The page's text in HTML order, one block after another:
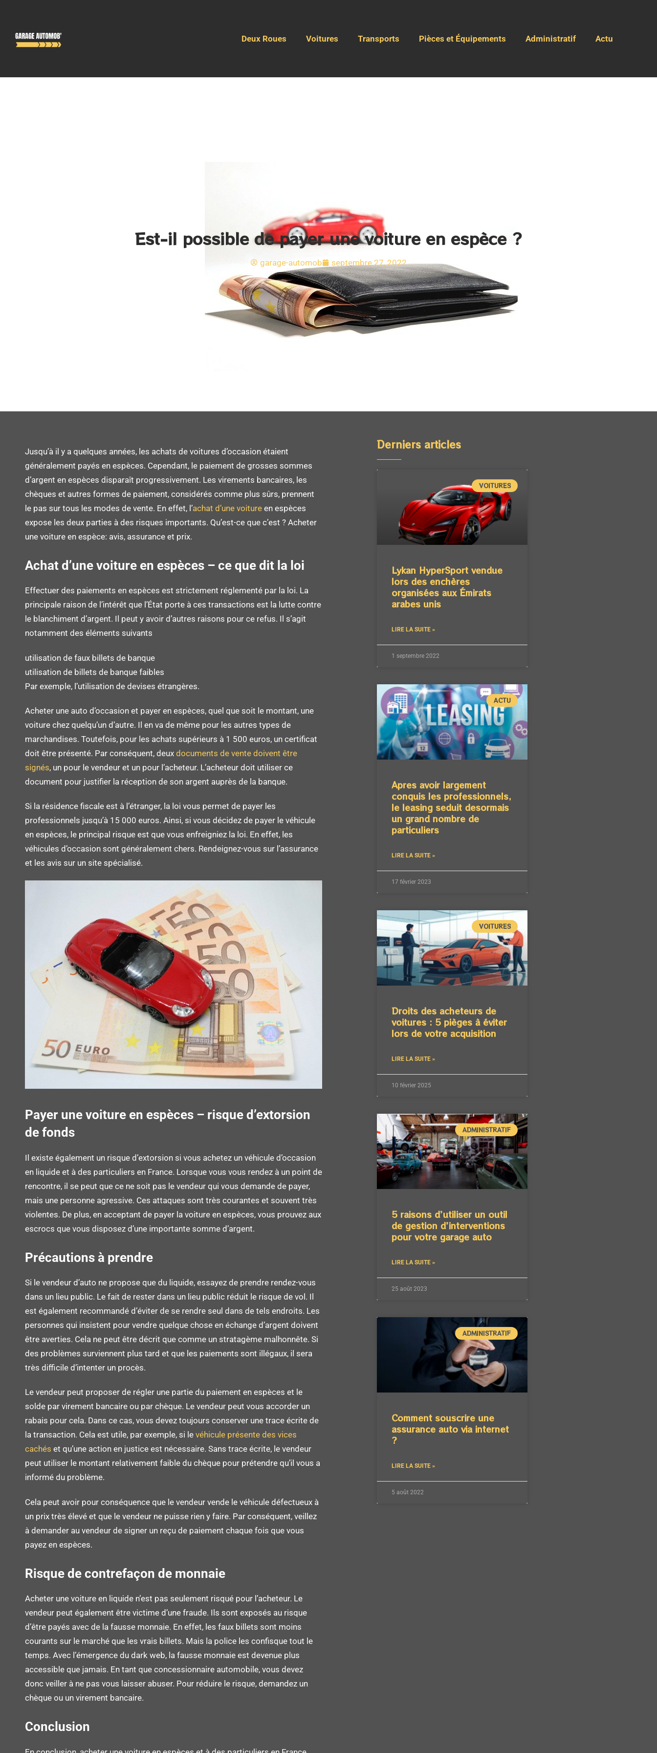
Deux Roues Voitures Transports Pièces et Équipements Administratif Actu
Est-il possible de payer une voiture en espèce ?
garage-automob septembre 27, 2022
Jusqu’à il y a quelques années, les achats de voitures d’occasion étaient
généralement payés en espèces. Cependant, le paiement de grosses sommes
d’argent en espèces disparaît progressivement. Les virements bancaires, les
chèques et autres formes de paiement, considérés comme plus sûrs, prennent
le pas sur tous les modes de vente. En effet, l’achat d’une voiture en espèces
expose les deux parties à des risques importants. Qu’est-ce que c’est ? Acheter
une voiture en espèce: avis, assurance et prix.
Achat d’une voiture en espèces – ce que dit la loi
Effectuer des paiements en espèces est strictement réglementé par la loi. La
principale raison de l’intérêt que l’État porte à ces transactions est la lutte contre
le blanchiment d’argent. Il peut y avoir d’autres raisons pour ce refus. Il s’agit
notamment des éléments suivants
utilisation de faux billets de banque
utilisation de billets de banque faibles
Par exemple, l’utilisation de devises étrangères.
Acheter une auto d’occasion et payer en espèces, quel que soit le montant, une
voiture chez quelqu’un d’autre. Il en va de même pour les autres types de
marchandises. Toutefois, pour les achats supérieurs à 1 500 euros, un certificat
doit être présenté. Par conséquent, deux documents de vente doivent être
signés, un pour le vendeur et un pour l’acheteur. L’acheteur doit utiliser ce
document pour justifier la réception de son argent auprès de la banque.
Si la résidence fiscale est à l’étranger, la loi vous permet de payer les
professionnels jusqu’à 15 000 euros. Ainsi, si vous décidez de payer le véhicule
en espèces, le principal risque est que vous enfreigniez la loi. En effet, les
véhicules d’occasion sont généralement chers. Rendeignez-vous sur l’assurance
et les avis sur un site spécialisé.
Payer une voiture en espèces – risque d’extorsion
de fonds
Il existe également un risque d’extorsion si vous achetez un véhicule d’occasion
en liquide et à des particuliers en France. Lorsque vous vous rendez à un point de
rencontre, il se peut que ce ne soit pas le vendeur qui vous demande de payer,
mais une personne agressive. Ces attaques sont très courantes et souvent très
violentes. De plus, en acceptant de payer la voiture en espèces, vous prouvez aux
escrocs que vous disposez d’une importante somme d’argent.
Précautions à prendre
Si le vendeur d’auto ne propose que du liquide, essayez de prendre rendez-vous
dans un lieu public. Le fait de rester dans un lieu public réduit le risque de vol. Il
est également recommandé d’éviter de se rendre seul dans de tels endroits. Les
personnes qui insistent pour vendre quelque chose en échange d’argent doivent
être averties. Cela ne peut être décrit que comme un stratagème malhonnête. Si
des problèmes surviennent plus tard et que les paiements sont illégaux, il sera
très difficile d’intenter un procès.
Le vendeur peut proposer de régler une partie du paiement en espèces et le
solde par virement bancaire ou par chèque. Le vendeur peut vous accorder un
rabais pour cela. Dans ce cas, vous devez toujours conserver une trace écrite de
la transaction. Cela est utile, par exemple, si le véhicule présente des vices
cachés et qu’une action en justice est nécessaire. Sans trace écrite, le vendeur
peut utiliser le montant relativement faible du chèque pour prétendre qu’il vous a
informé du problème.
Cela peut avoir pour conséquence que le vendeur vende le véhicule défectueux à
un prix très élevé et que le vendeur ne puisse rien y faire. Par conséquent, veillez
à demander au vendeur de signer un reçu de paiement chaque fois que vous
payez en espèces.
Risque de contrefaçon de monnaie
Acheter une voiture en liquide n’est pas seulement risqué pour l’acheteur. Le
vendeur peut également être victime d’une fraude. Ils sont exposés au risque
d’être payés avec de la fausse monnaie. En effet, les faux billets sont moins
courants sur le marché que les vrais billets. Mais la police les confisque tout le
temps. Avec l’émergence du dark web, la fausse monnaie est devenue plus
accessible que jamais. En tant que concessionnaire automobile, vous devez
donc veiller à ne pas vous laisser abuser. Pour réduire le risque, demandez un
chèque ou un virement bancaire.
Conclusion
Derniers articles
VOITURES
Lykan HyperSport vendue
lors des enchères
organisées aux Émirats
arabes unis
LIRE LA SUITE »
1 septembre 2022
ACTU
Apres avoir largement
conquis les professionnels,
le leasing seduit desormais
un grand nombre de
particuliers
LIRE LA SUITE »
17 février 2023
VOITURES
Droits des acheteurs de
voitures : 5 pièges à éviter
lors de votre acquisition
LIRE LA SUITE »
10 février 2025
ADMINISTRATIF
5 raisons d’utiliser un outil
de gestion d’interventions
pour votre garage auto
LIRE LA SUITE »
25 août 2023
ADMINISTRATIF
Comment souscrire une
assurance auto via internet
?
LIRE LA SUITE »
5 août 2022